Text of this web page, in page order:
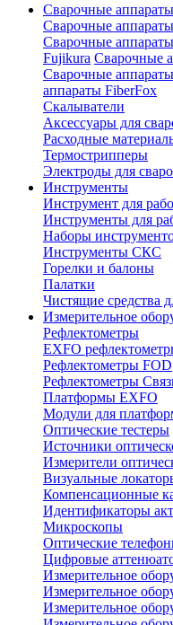
Сварочные
Сварочные аппараты
Сварочные
Fujikura Сварочные
Сварочные
аппараты FiberFox
Скалыватели
Аксессуары для
Расходные
Термострипперы
Электроды для
Инструменты
Инструмент для
Инструменты для
Наборы
Инструменты СКС
Горелки и балоны
Палатки
Чистящие средства
Измерительное
Рефлектометры
EXFO
Рефлектометры FOD
Рефлектометры
Платформы EXFO
Модули для
Оптические тестеры
Источники
Измерители
Визуальные
Компенсационные
Идентификаторы
Микроскопы
Оптические
Цифровые
Измерительное
Измерительное
Измерительное